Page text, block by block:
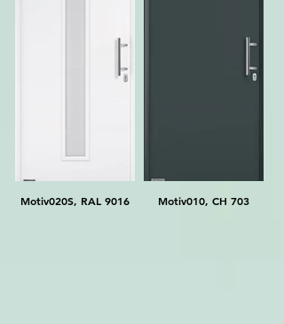
Motiv020S, RAL 9016 Motiv010, CH 703